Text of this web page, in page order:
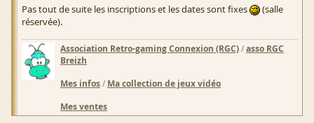
Pas tout de suite les inscriptions et les dates sont fixes
(salle
réservée).
Association Retro-gaming Connexion (RGC)/asso RGC
Breizh
Mes infos/ Ma collection de jeux vidéo
Mes ventes